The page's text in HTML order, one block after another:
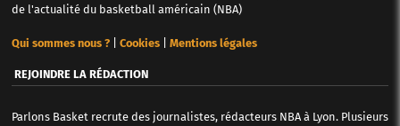
de l'actualité du basketball américain (NBA)
Qui sommes nous ?| Cookies| Mentions légales
REJOINDRE LA RÉDACTION
Parlons Basket recrute des journalistes, rédacteurs NBA à Lyon. Plusieurs